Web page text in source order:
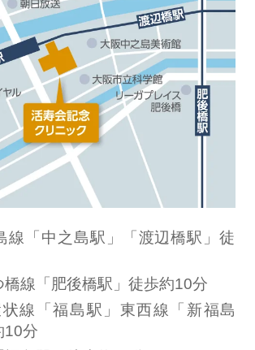
線「中之島駅」「渡辺橋駅」徒
橋線「肥後橋駅」徒歩約10分
線「福島駅」東西線「新福島
10分